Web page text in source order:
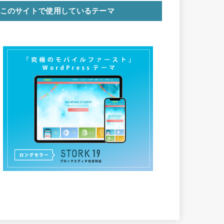
このサイトで使用しているテーマ